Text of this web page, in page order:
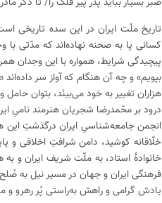
تاریخ ملّت ایران در این سده تاریخی
کسانی پا به صحنه نهاده‌اند که مدّتی با
پیچیدگی شرایط، همواره با این وجدان
بپویم» و چه آن هنگام که آواز سر
هزاران تغییر به خود می‌بینَد، بتوان
درود بر محّمدرضا شجریان هنرمند نامیِ
انجمن جامعه‌شناسیِ ایران درگذشتِ این
خلّاقانه کوشید، دامن شرافتِ اخلاقی و
خانوادۀ استاد، به ملّت شریف ایران و
فرهنگی ایران و جهان در مسیر نیل به
یادش گرامی و راهش به‌راستی پُر رهرو و